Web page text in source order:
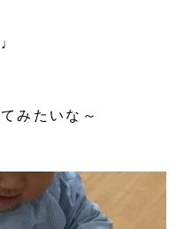
みたいな～